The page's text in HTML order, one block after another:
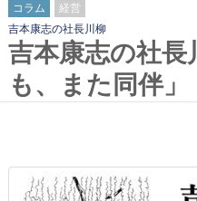
コラム 経営
吉本康志の社長川柳
吉本康志の社長
も、また同伴」